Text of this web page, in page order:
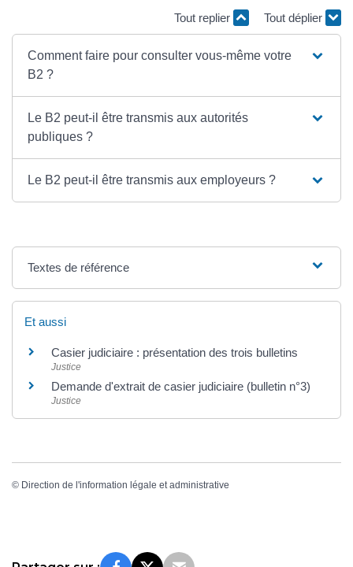
Tout replier Tout déplier
Comment faire pour consulter vous-même votre
B2 ?
Le B2 peut-il être transmis aux autorités
publiques ?
Le B2 peut-il être transmis aux employeurs ?
Textes de référence
Et aussi
Casier judiciaire : présentation des trois bulletins
Justice
Demande d'extrait de casier judiciaire (bulletin n°3)
Justice
© Direction de l'information légale et administrative